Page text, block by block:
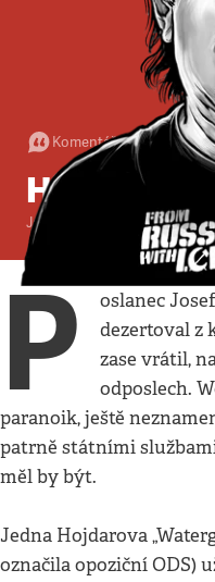
Komentář•16. 11. 2003•2
Hojdarovy
Jaroslav Spurný
P
oslanec
dezertoval z
zase vrátil,
odposlech.
paranoik, ještě
patrně státními
měl by být.
Jedna Hojdarova
označila opoziční ODS)